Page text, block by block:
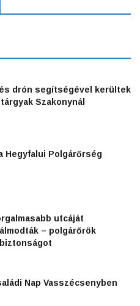
drón segítségével kerültek
Szakonynál
Hegyfalui Polgárőrség
utcáját
– polgárőrök
Nap Vasszécsenyben